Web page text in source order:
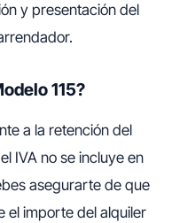
y presentación del
115?
a la retención del
IVA no se incluye en
asegurarte de que
el importe del alquiler